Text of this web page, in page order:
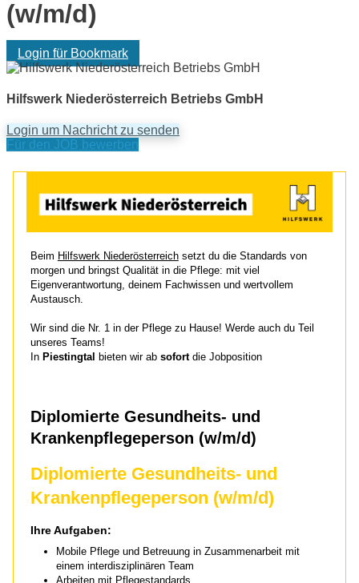
(w/m/d)
Login für Bookmark
Hilfswerk Niederösterreich Betriebs GmbH
Login um Nachricht zu senden
Für den JOB bewerben